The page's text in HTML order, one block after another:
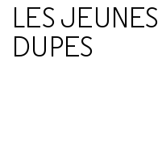
LES
DUPES